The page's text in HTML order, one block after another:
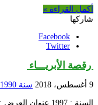
أكمل القراءة »
شاركها
Facebook
Twitter
رقصة الأبريـــاء
9 أغسطس، 2018 سنة 1990 — سنة 1999
السنة : 1997